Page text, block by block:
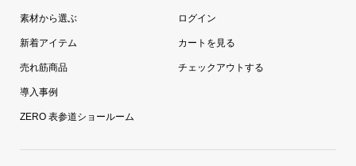
素材から選ぶ
新着アイテム
売れ筋商品
導入事例
ZERO 表参道ショールーム
ログイン
カートを見る
チェックアウトする